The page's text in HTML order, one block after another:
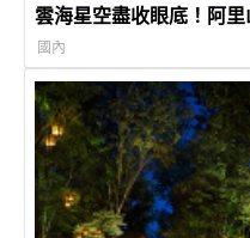
雲海星空盡收眼底！阿
國內